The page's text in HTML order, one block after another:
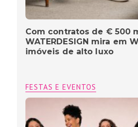
Com contratos de € 500
WATERDESIGN mira em
imóveis de alto luxo
FESTAS E EVENTOS